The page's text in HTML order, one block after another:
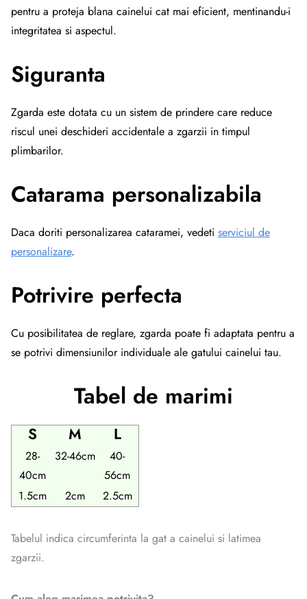
pentru a proteja blana cainelui cat mai eficient, mentinandu-i
integritatea si aspectul.
Siguranta
Zgarda este dotata cu un sistem de prindere care reduce
riscul unei deschideri accidentale a zgarzii in timpul
plimbarilor.
Catarama personalizabila
Daca doriti personalizarea cataramei, vedeti serviciul de
personalizare.
Potrivire perfecta
Cu posibilitatea de reglare, zgarda poate fi adaptata pentru a
se potrivi dimensiunilor individuale ale gatului cainelui tau.
Tabel de marimi
S M L
28-
40cm
32-46cm
40-
56cm
1.5cm
2cm 2.5cm
Tabelul indica circumferinta la gat a cainelui si latimea
zgarzii.